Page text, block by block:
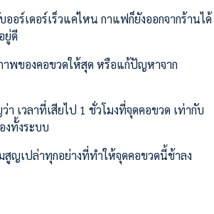
อร์เดอร์เร็วแค่ไหน กาแฟก็ยังออกจากร้านได้
ยู่ดี
าพของคอขวดให้สุด หรือแก้ปัญหาจาก
า เวลาที่เสียไป 1 ชั่วโมงที่จุดคอขวด เท่ากับ
งทั้งระบบ
สูญเปล่าทุกอย่างที่ทำให้จุดคอขวดนี้ช้าลง